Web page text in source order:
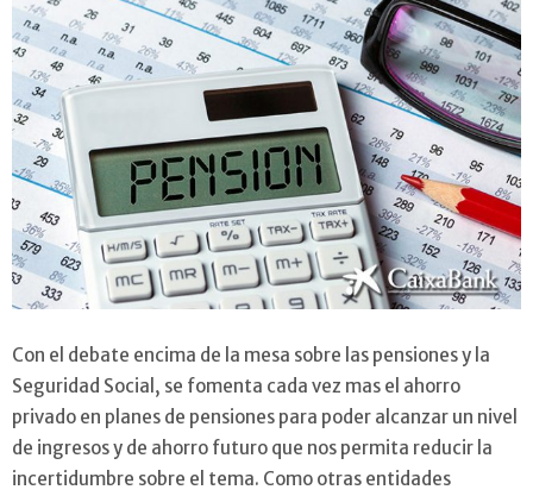
Con el debate encima de la mesa sobre las pensiones y la
Seguridad Social, se fomenta cada vez mas el ahorro
privado en planes de pensiones para poder alcanzar un nivel
de ingresos y de ahorro futuro que nos permita reducir la
incertidumbre sobre el tema. Como otras entidades